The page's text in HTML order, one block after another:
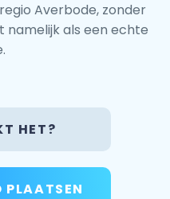
Averbode, zonder
namelijk als een echte
HET?